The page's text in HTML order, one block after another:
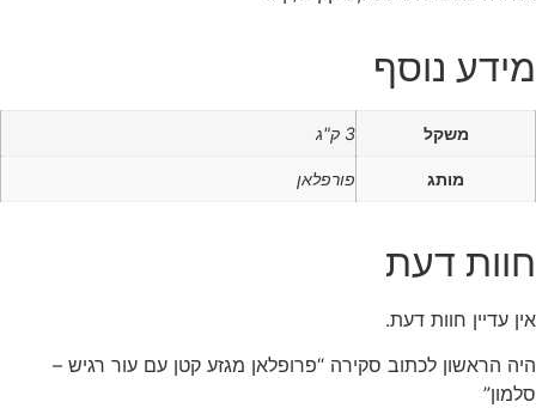
מידע נוסף
משקל 3 ק"ג
מותג פורפלאן
חוות דעת
אין עדיין חוות דעת.
היה הראשון לכתוב סקירה “פרופלאן מגזע קטן עם עור רגיש –
סלמון”